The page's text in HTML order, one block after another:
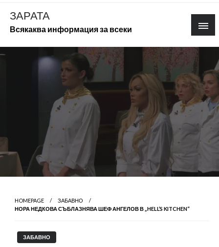
Skip
content
ЗАРАТА
Всякаква информация за всеки
HOMEPAGE
ЗАБАВНО
НОРА НЕДКОВА СЪБЛАЗНЯВА ШЕФ АНГЕЛОВ В „HELL’S KITCHEN“
ЗАБАВНО